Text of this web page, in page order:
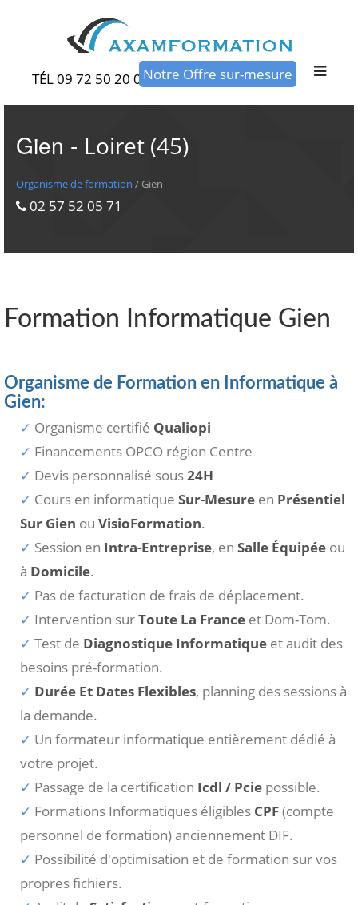
Notre Offre sur-mesure
TÉL 09 72 50 20 00
Gien - Loiret (45)
Organisme de formation / Gien
02 57 52 05 71
Formation Informatique Gien
Organisme de Formation en Informatique à
Gien:
Organisme certifié Qualiopi
Financements OPCO région Centre
Devis personnalisé sous24H
Cours en informatique Sur-Mesure en Présentiel
Sur Gien ou VisioFormation.
Session en Intra-Entreprise, en Salle Équipée ou
à Domicile.
Pas de facturation de frais de déplacement.
Intervention surToute La France et Dom-Tom.
Test de Diagnostique Informatique et audit des
besoins pré-formation.
Durée Et Dates Flexibles, planning des sessions à
la demande.
Un formateur informatique entièrement dédié à
votre projet.
Passage de la certification Icdl / Pcie possible.
Formations Informatiques éligibles CPF(compte
personnel de formation) anciennement DIF.
Possibilité d'optimisation et de formation sur vos
propres fichiers.